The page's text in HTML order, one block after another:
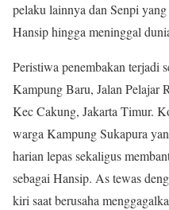
pelaku lainnya dan Senpi
Hansip hingga meninggal
Peristiwa penembakan terjadi
Kampung Baru, Jalan Pelajar
Kec Cakung, Jakarta Timur.
warga Kampung Sukapura
harian lepas sekaligus
sebagai Hansip. As tewas
kiri saat berusaha